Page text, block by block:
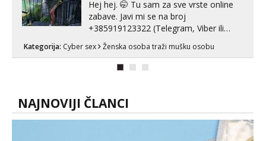
Hej hej. 🤭 Tu sam za sve vrste online
zabave. Javi mi se na broj
+385919123322 (Telegram, Viber ili
Whatsapp). 🤙 NE javljaj se na uzivo.
Hvala.
Kategorija: Cyber sex Ženska osoba traži mušku osobu
NAJNOVIJI ČLANCI